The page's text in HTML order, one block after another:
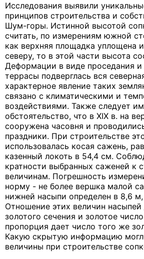
Исследования выявили
принципов строительства и
Шум-горы. Истинной высотой
считать, по измерениям южной
как верхняя площадка уплощена
северу, то в этой части высота
Деформации в виде проседания и
террасы подверглась вся
характерное явление таких
связано с климатическими и
воздействиями. Также следует
обстоятельство, что в XIX в. на
сооружена часовня и
праздники. При строительстве
использовалась косая сажень,
казенный локоть в 54,4 см.
кратности выбранных саженей к
величинам. Погрешность
норму - не более вершка малой
нижней насыпи определен в 8,6
Отношение этих величин
золотого сечения и золотое
пропорция дает число того же
Какую скрытую информацию
величины при строительстве